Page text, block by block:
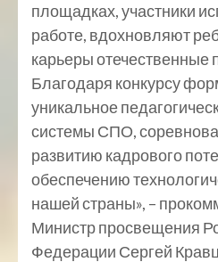
площадках, участники
работе, вдохновляют
карьеры отечественные
Благодаря конкурсу
уникальное
системы СПО,
развитию кадрового
обеспечению
нашей страны», –
Министр просвещения
Федерации Сергей